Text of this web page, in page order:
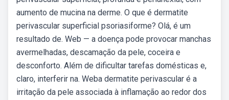
aumento de mucina na derme. O que é dermatite
perivascular superficial psoriasiforme? Olá, é um
resultado de. Web — a doença pode provocar manchas
avermelhadas, descamação da pele, coceira e
desconforto. Além de dificultar tarefas domésticas e,
claro, interferir na. Weba dermatite perivascular é a
irritação da pele associada à inflamação ao redor dos